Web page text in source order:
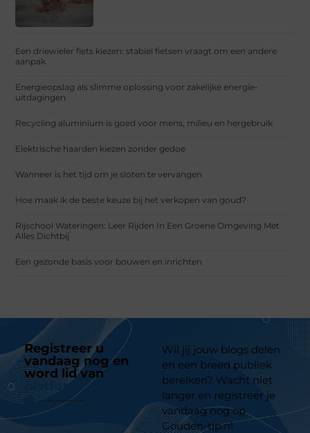
Een driewieler fiets kiezen: stabiel fietsen vraagt om een andere
aanpak
Energieopslag als slimme oplossing voor zakelijke energie-
uitdagingen
Recycling aluminium is goed voor mens, milieu en hergebruik
Elektrische haarden kiezen zonder gedoe
Wanneer is het tijd om je sloten te vervangen
Hoe maak ik de beste keuze bij het verkopen van goud?
Rijschool Wateringen: Leer Rijden In Een Groene Omgeving Met
Alles Dichtbij
Een gezonde basis voor bouwen en inrichten
Registreer u
vandaag nog en
word lid van
platform
Wil jij jouw blogs delen
en een breed publiek
bereiken? Wacht niet
langer en registreer je
vandaag nog op
Gouden-tip.nl